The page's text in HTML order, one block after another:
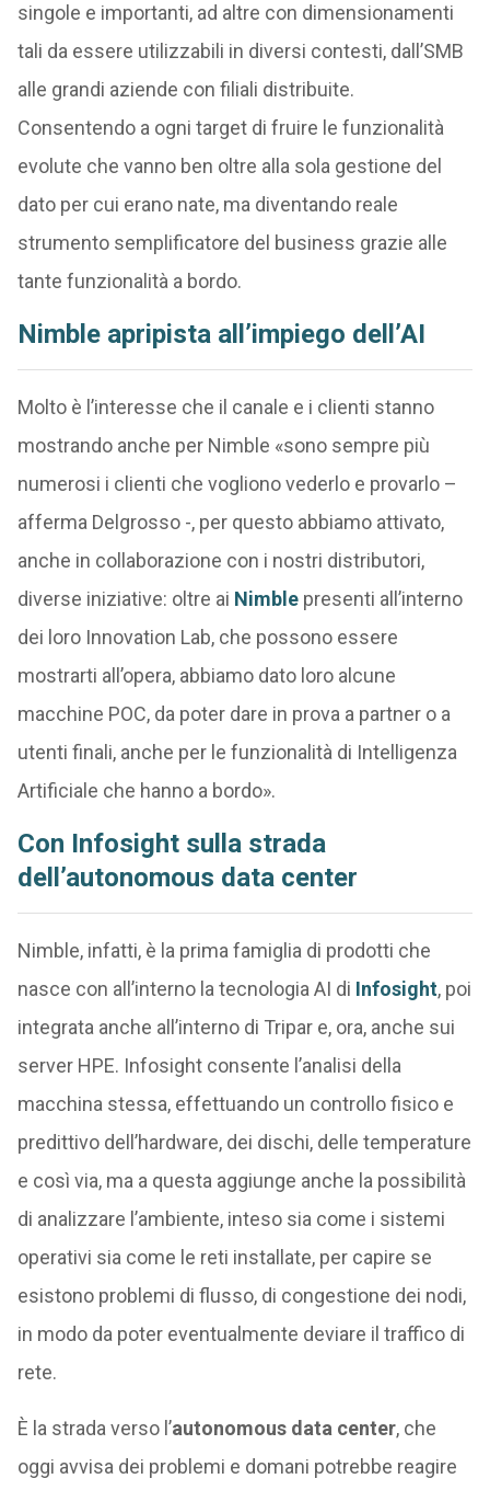
singole e importanti, ad altre con dimensionamenti
tali da essere utilizzabili in diversi contesti, dall’SMB
alle grandi aziende con filiali distribuite.
Consentendo a ogni target di fruire le funzionalità
evolute che vanno ben oltre alla sola gestione del
dato per cui erano nate, ma diventando reale
strumento semplificatore del business grazie alle
tante funzionalità a bordo.
Nimble apripista all’impiego dell’AI
Molto è l’interesse che il canale e i clienti stanno
mostrando anche per Nimble «sono sempre più
numerosi i clienti che vogliono vederlo e provarlo –
afferma Delgrosso -, per questo abbiamo attivato,
anche in collaborazione con i nostri distributori,
diverse iniziative: oltre ai Nimblepresenti all’interno
dei loro Innovation Lab, che possono essere
mostrarti all’opera, abbiamo dato loro alcune
macchine POC, da poter dare in prova a partner o a
utenti finali, anche per le funzionalità di Intelligenza
Artificiale che hanno a bordo».
Con Infosight sulla strada
dell’autonomous data center
Nimble, infatti, è la prima famiglia di prodotti che
nasce con all’interno la tecnologia AI di Infosight, poi
integrata anche all’interno di Tripar e, ora, anche sui
server HPE. Infosight consente l’analisi della
macchina stessa, effettuando un controllo fisico e
predittivo dell’hardware, dei dischi, delle temperature
e così via, ma a questa aggiunge anche la possibilità
di analizzare l’ambiente, inteso sia come i sistemi
operativi sia come le reti installate, per capire se
esistono problemi di flusso, di congestione dei nodi,
in modo da poter eventualmente deviare il traffico di
rete.
È la strada verso l’autonomous data center, che
oggi avvisa dei problemi e domani potrebbe reagire